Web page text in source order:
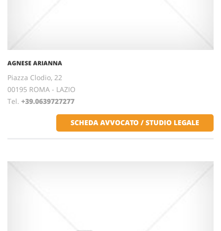
AGNESE ARIANNA
Piazza Clodio, 22
00195 ROMA - LAZIO
Tel. +39.0639727277
SCHEDA AVVOCATO / STUDIO LEGALE